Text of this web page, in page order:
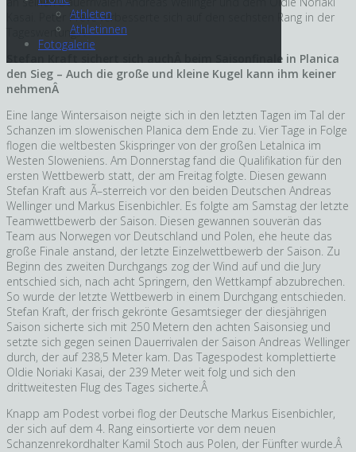
Athleten
Athletinnen
Fotogalerie
Kasai. Peter Prevc verbesserte sich auf den sechsten Rang in der
Tageswertung.Â
Stefan Kraft sichert sich auchÂ beim Saisonfinale in Planica
den Sieg – Auch die große und kleine Kugel kann ihm keiner
nehmenÂ
Eine lange Wintersaison neigte sich in den letzten Tagen im Tal der
Schanzen im slowenischen Planica dem Ende zu. Vier Tage in Folge
flogen die weltbesten Skispringer von der großen Letalnica im
Westen Sloweniens. Am Donnerstag fand die Qualifikation für den
ersten Wettbewerb statt, der am Freitag folgte. Diesen gewann
Stefan Kraft aus Ã–sterreich vor den beiden Deutschen Andreas
Wellinger und Markus Eisenbichler. Es folgte am Samstag der letzte
Teamwettbewerb der Saison. Diesen gewannen souverän das
Team aus Norwegen vor Deutschland und Polen, ehe heute das
große Finale anstand, der letzte Einzelwettbewerb der Saison. Zu
Beginn des zweiten Durchgangs zog der Wind auf und die Jury
entschied sich, nach acht Springern, den Wettkampf abzubrechen.
So wurde der letzte Wettbewerb in einem Durchgang entschieden.
Stefan Kraft, der frisch gekrönte Gesamtsieger der diesjährigen
Saison sicherte sich mit 250 Metern den achten Saisonsieg und
setzte sich gegen seinen Dauerrivalen der Saison Andreas Wellinger
durch, der auf 238,5 Meter kam. Das Tagespodest komplettierte
Oldie Noriaki Kasai, der 239 Meter weit folg und sich den
drittweitesten Flug des Tages sicherte.Â
Knapp am Podest vorbei flog der Deutsche Markus Eisenbichler,
der sich auf dem 4. Rang einsortierte vor dem neuen
Schanzenrekordhalter Kamil Stoch aus Polen, der Fünfter wurde.Â